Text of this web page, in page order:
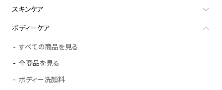
スキンケア
ボディーケア
すべての商品を見る
全商品を見る
ボディー洗顔料